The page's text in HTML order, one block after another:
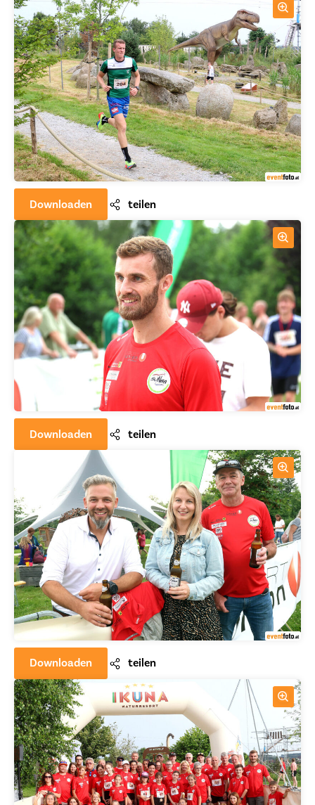
Downloaden teilen
Downloaden teilen
Downloaden teilen